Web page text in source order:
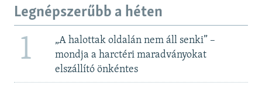
Legnépszerűbb a héten
1
„A halottak oldalán nem áll senki” –
mondja a harctéri maradványokat
elszállító önkéntes